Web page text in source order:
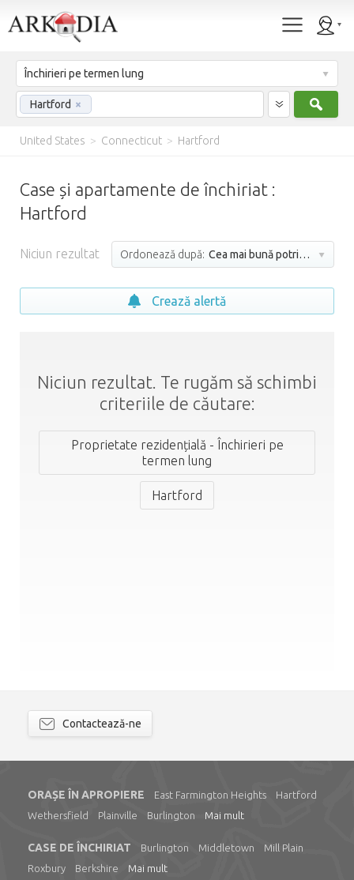
Închirieri pe termen lung
Hartford ×
United States > Connecticut > Hartford
Case și apartamente de închiriat :
Hartford
Niciun rezultat Ordonează după: Cea mai bună potrivire
Crează alertă
Niciun rezultat. Te rugăm să schimbi
criteriile de căutare:
Proprietate rezidențială - Închirieri pe
termen lung
Hartford
Contactează-ne
ORAȘE ÎN APROPIERE East Farmington Heights
Hartford
Wethersfield
Plainville Burlington Mai mult
CASE DE ÎNCHIRIAT Burlington Middletown
Mill Plain
Roxbury
Berkshire Mai mult